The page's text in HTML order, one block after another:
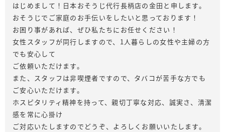
はじめまして！日本おそうじ代行長柄店の金田と申します。
おそうじでご家庭のお手伝いをしたいと思っております！
お困り事があれば、ぜひ私たちにお任せください！
女性スタッフが同行しますので、1人暮らしの女性や主婦の方
でも安心して
ご依頼いただけます。
また、スタッフは非喫煙者ですので、タバコが苦手な方でも
ご安心いただけます。
ホスピタリティ精神を持って、親切丁寧な対応、誠実さ、清潔
感を常に心掛け
ご対応いたしますのでどうぞ、よろしくお願いいたします。